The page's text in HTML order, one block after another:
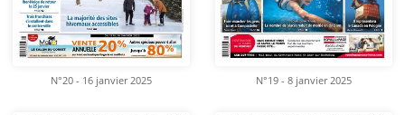
N°20 - 16 janvier 2025 N°19 - 8 janvier 2025